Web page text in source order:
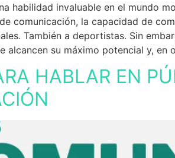
habilidad invaluable en el mundo
comunicación, la capacidad de
También a deportistas. Sin
alcancen su máximo potencial y,
HABLAR EN